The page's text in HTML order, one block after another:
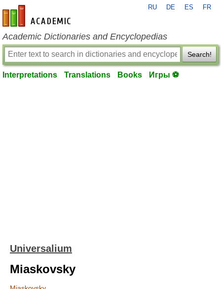
en-academic.com
RU DE ES FR
Academic Dictionaries and Encyclopedias
Search!
Interpretations Translations Books Игры ⚽
Universalium
Miaskovsky